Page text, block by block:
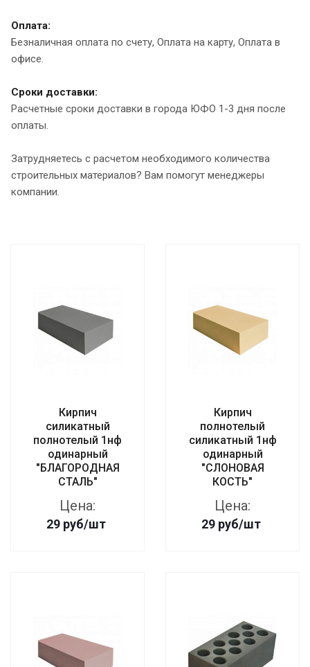
Оплата:
Безналичная оплата по счету, Оплата на карту, Оплата в
офисе.
Сроки доставки:
Расчетные сроки доставки в города ЮФО 1-3 дня после
оплаты.
Затрудняетесь с расчетом необходимого количества
строительных материалов? Вам помогут менеджеры
компании.
Кирпич
силикатный
полнотелый 1нф
одинарный
"БЛАГОРОДНАЯ
СТАЛЬ"
Цена:
29 руб/шт
Кирпич
полнотелый
силикатный 1нф
одинарный
"СЛОНОВАЯ
КОСТЬ"
Цена:
29 руб/шт